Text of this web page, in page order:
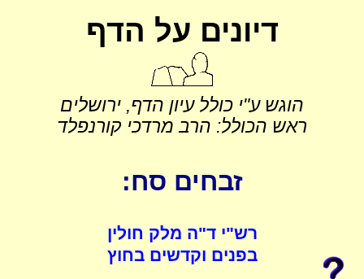
דיונים על הדף
הוגש ע"י כולל עיון הדף, ירושלים
ראש הכולל: הרב מרדכי קורנפלד
זבחים סח:
רש"י ד"ה מלק חולין
בפנים וקדשים בחוץ